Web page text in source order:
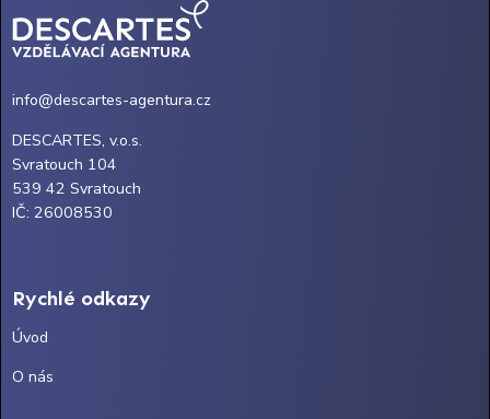
info@descartes-agentura.cz
DESCARTES, v.o.s.
Svratouch 104
539 42 Svratouch
IČ: 26008530
Rychlé odkazy
Úvod
O nás